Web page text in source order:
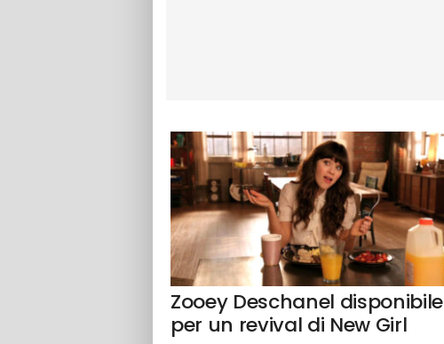
Zooey Deschanel disponibile
per un revival di New Girl